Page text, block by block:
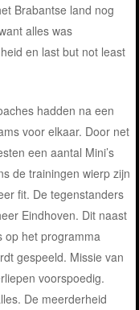
Brabantse land nog
alles was
en last but not least
hadden na een
voor elkaar. Door net
een aantal Mini’s
de trainingen wierp zijn
fit. De tegenstanders
Eindhoven. Dit naast
op het programma
gespeeld. Missie van
voorspoedig.
De meerderheid